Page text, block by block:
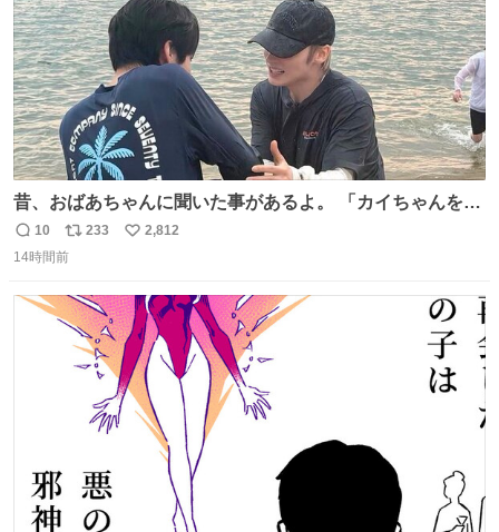
昔、おばあちゃんに聞いた事があるよ。 「カイちゃんをい
じめると、アイツが海から上がって来るぞ。」って。
返
信
10
リ
ポ
ト
数
233
い
数
2,812
14時間前